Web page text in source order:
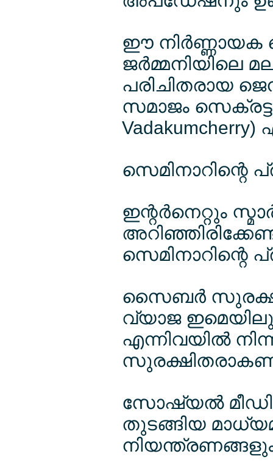
ഈ നിര്‍ണ്ണായക
ജര്‍മ്മനിയിലെ
പരിചിതരായ
സമാജം
സെമിനാറിന്റെ
ഇന്റര്‍നെറ്റും
സെമിനാറിന്റെ
സൈബര്‍ സുരക്ഷ:
വ്യാജ
എന്നിവയില്‍
സോഷ്യല്‍
തുടങ്ങിയ
നിയന്ത്രണങ്ങളും